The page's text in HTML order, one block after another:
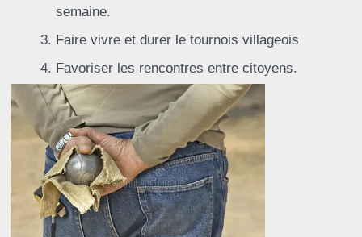
semaine.
Faire vivre et durer le tournois villageois
Favoriser les rencontres entre citoyens.